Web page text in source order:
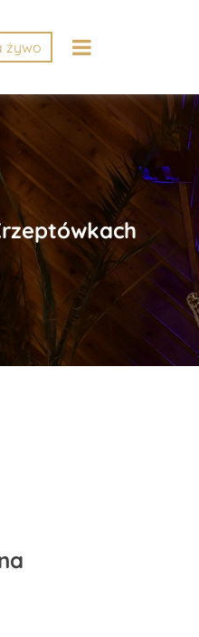
żywo